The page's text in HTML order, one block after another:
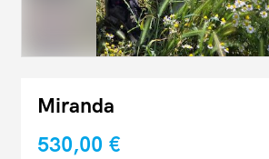
Miranda
530,00 €